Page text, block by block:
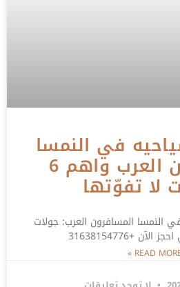
في النمسا
المسافرون العرب واهم 6
لا تفوّتها
النمسا المسافرون العرب: جولات
+31638154776
READ MORE